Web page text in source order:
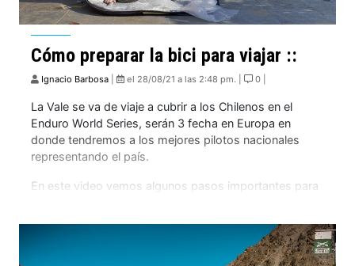
Cómo preparar la bici para viajar ::
Ignacio Barbosa el 28/08/21 a las 2:48 pm. | 0 |
La Vale se va de viaje a cubrir a los Chilenos en el
Enduro World Series, serán 3 fecha en Europa en
donde tendremos a los mejores pilotos nacionales
representando el país.
En este video vemos algunos pasos importantes para